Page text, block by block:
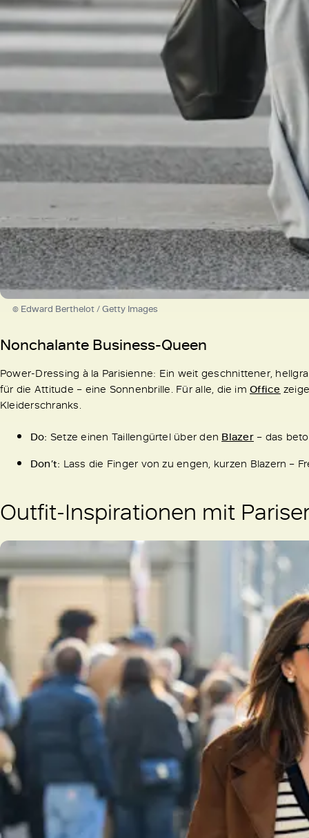
© Edward Berthelot / Getty Images
Nonchalante Business-Queen
Power-Dressing à la Parisienne: Ein weit geschnittener,
für die Attitude – eine Sonnenbrille. Für alle, die imOffice
Kleiderschranks.
Do: Setze einen Taillengürtel über den Blazer– das
Don’t: Lass die Finger von zu engen, kurzen Blazern –
Outfit-Inspirationen mit